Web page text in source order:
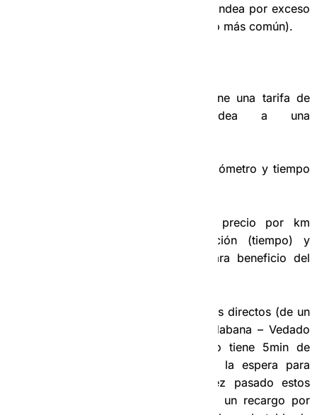
kilometraje. La tarifa resultante se redondea por exceso
en relación a 50 CUP (resulta el cambio más común).
Un servicio de auto de 5.1 km supone una tarifa de
1.963,5 CUP; y se redondea a una
Nuestras Tarifas son en función del kilómetro y tiempo
– En cada servicio sacamos un precio por km
(recorrido) y un precio por duración (tiempo) y
aplicaremos el mayor de los dos para beneficio del
Recuerden que en los servicios directos (de un
punto A hacia un punto B, Habana – Vedado
por ejemplo), el cliente solo tiene 5min de
cortesía, libres de costo en la espera para
abordar el vehículo, una vez pasado estos
5min se empieza a cobrarse un recargo por